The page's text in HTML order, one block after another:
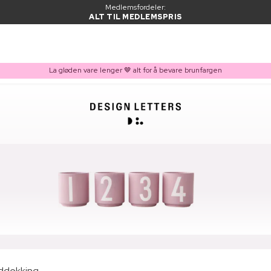
Medlemsfordeler:
ALT TIL MEDLEMSPRIS
La gløden vare lenger 🤎 alt for å bevare brunfargen